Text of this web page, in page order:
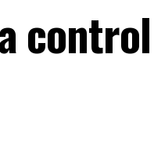
control